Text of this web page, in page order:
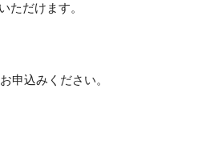
ただけます。
申込みください。